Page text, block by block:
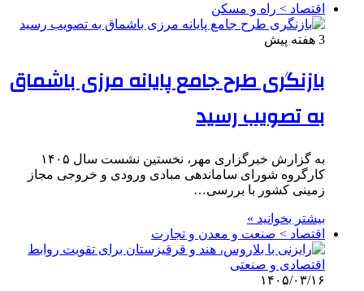
اقتصاد > راه و مسکن
3 هفته پیش
بازنگری طرح جامع پایانه مرزی باشماق
به تصویب رسید
به گزارش خبرگزاری مهر، نخستین نشست سال ۱۴۰۵
کارگروه شورای ساماندهی مبادی ورودی و خروجی مجاز
زمینی کشور با بررسی…
بیشتر بخوانید »
اقتصاد > صنعت و معدن و تجارت
۱۴۰۵/۰۳/۱۶